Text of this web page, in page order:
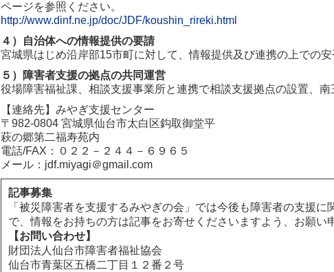
ページを参照ください。
http://www.dinf.ne.jp/doc/JDF/koushin_rireki.html
４）自治体への情報提供の要請
宮城県はじめ沿岸部15市町に対して、情報提供及び連携の上での
５）障害者支援の拠点の共同運営
役場障害福祉課、相談支援事業所と連携で相談支援拠点の設置、南
【連絡先】みやぎ支援センター
〒982-0804 宮城県仙台市太白区鈎取御堂平
萩の郷第二福寿苑内
電話/FAX：０２２－２４４－６９６５
メール：jdf.miyagi＠gmail.com
記事募集
「被災障害者を支援するみやぎの会」では今後も障害者の支援
で、情報をお持ちの方は記事をお寄せくださいますよう、お願い
【お問い合わせ】
財団法人仙台市障害者福祉協会
仙台市青葉区五橋二丁目１２番２号